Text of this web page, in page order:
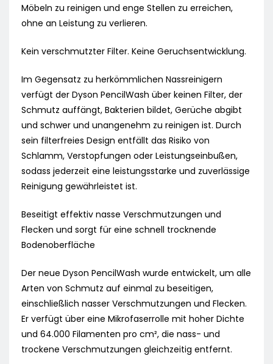
Möbeln zu reinigen und enge Stellen zu erreichen,
ohne an Leistung zu verlieren.
Kein verschmutzter Filter. Keine Geruchsentwicklung.
Im Gegensatz zu herkömmlichen Nassreinigern
verfügt der Dyson PencilWash über keinen Filter, der
Schmutz auffängt, Bakterien bildet, Gerüche abgibt
und schwer und unangenehm zu reinigen ist. Durch
sein filterfreies Design entfällt das Risiko von
Schlamm, Verstopfungen oder Leistungseinbußen,
sodass jederzeit eine leistungsstarke und zuverlässige
Reinigung gewährleistet ist.
Beseitigt effektiv nasse Verschmutzungen und
Flecken und sorgt für eine schnell trocknende
Bodenoberfläche
Der neue Dyson PencilWash wurde entwickelt, um alle
Arten von Schmutz auf einmal zu beseitigen,
einschließlich nasser Verschmutzungen und Flecken.
Er verfügt über eine Mikrofaserrolle mit hoher Dichte
und 64.000 Filamenten pro cm², die nass- und
trockene Verschmutzungen gleichzeitig entfernt.